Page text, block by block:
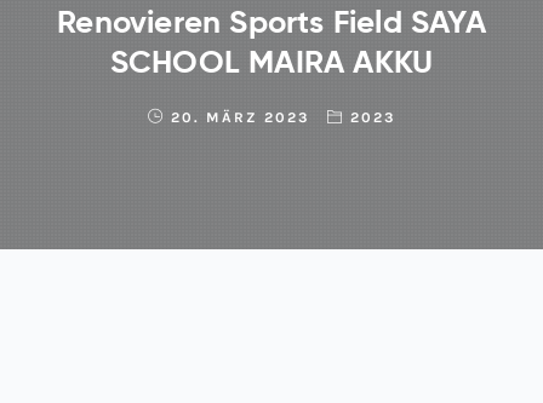
Renovieren Sports Field SAYA
SCHOOL MAIRA AKKU
20. MÄRZ 2023 2023